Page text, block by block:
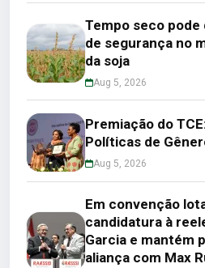
Tempo seco pode
de segurança no
da soja
Aug 5, 2026
Premiação do
Políticas de
Aug 5, 2026
Em convenção
candidatura à
Garcia e mantém
aliança com Max